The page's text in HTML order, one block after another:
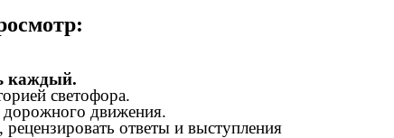
каждый.
светофора.
дорожного движения.
ответы и выступления